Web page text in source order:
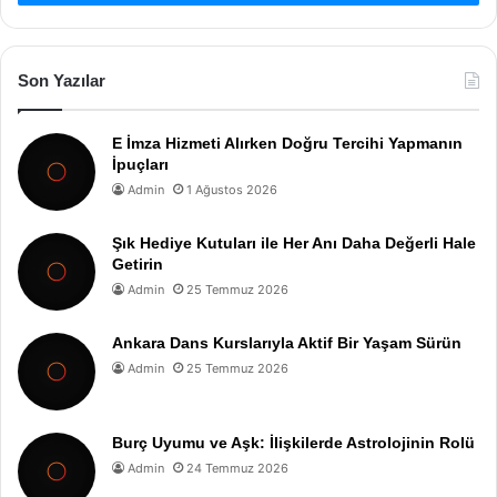
Son Yazılar
E İmza Hizmeti Alırken Doğru Tercihi Yapmanın
İpuçları
Admin 1 Ağustos 2026
Şık Hediye Kutuları ile Her Anı Daha Değerli Hale
Getirin
Admin 25 Temmuz 2026
Ankara Dans Kurslarıyla Aktif Bir Yaşam Sürün
Admin 25 Temmuz 2026
Burç Uyumu ve Aşk: İlişkilerde Astrolojinin Rolü
Admin 24 Temmuz 2026